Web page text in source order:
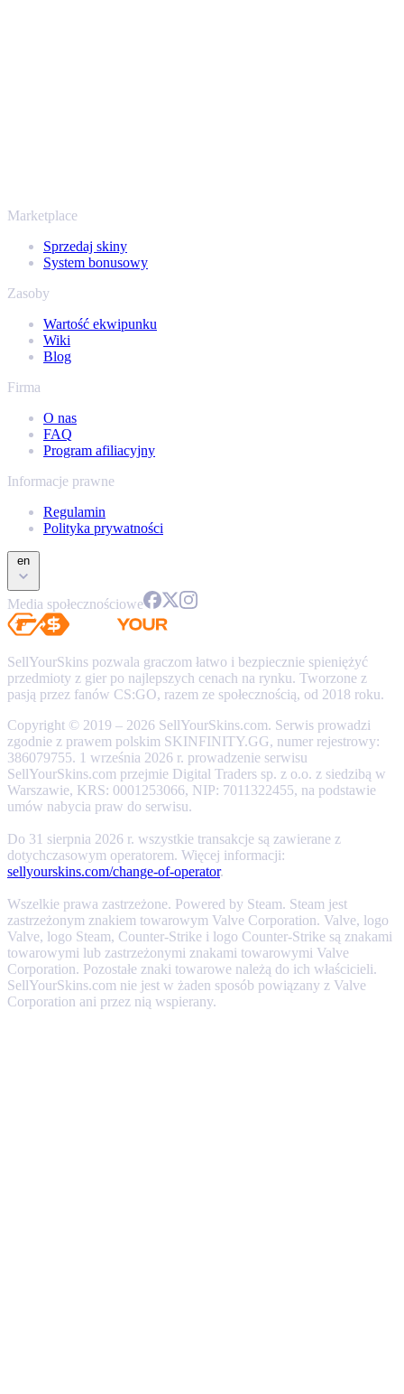
Marketplace
Sprzedaj skiny
System bonusowy
Zasoby
Wartość ekwipunku
Wiki
Blog
Firma
O nas
FAQ
Program afiliacyjny
Informacje prawne
Regulamin
Polityka prywatności
en
Media społecznościowe
SellYourSkins pozwala graczom łatwo i bezpiecznie spieniężyć
przedmioty z gier po najlepszych cenach na rynku. Tworzone z
pasją przez fanów CS:GO, razem ze społecznością, od 2018 roku.
Copyright © 2019 – 2026 SellYourSkins.com. Serwis prowadzi
zgodnie z prawem polskim SKINFINITY.GG, numer rejestrowy:
386079755. 1 września 2026 r. prowadzenie serwisu
SellYourSkins.com przejmie Digital Traders sp. z o.o. z siedzibą w
Warszawie, KRS: 0001253066, NIP: 7011322455, na podstawie
umów nabycia praw do serwisu.
Do 31 sierpnia 2026 r. wszystkie transakcje są zawierane z
dotychczasowym operatorem. Więcej informacji:
sellyourskins.com/change-of-operator.
Wszelkie prawa zastrzeżone. Powered by Steam. Steam jest
zastrzeżonym znakiem towarowym Valve Corporation. Valve, logo
Valve, logo Steam, Counter-Strike i logo Counter-Strike są znakami
towarowymi lub zastrzeżonymi znakami towarowymi Valve
Corporation. Pozostałe znaki towarowe należą do ich właścicieli.
SellYourSkins.com nie jest w żaden sposób powiązany z Valve
Corporation ani przez nią wspierany.